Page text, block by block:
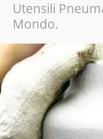
Utensili
Mondo.